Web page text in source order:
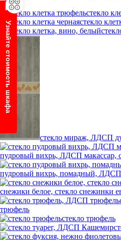
береза
стекло
стекло
стекло мираж, ЛДСП
пудровый вихрь, ЛДСП макассар,
пудровый вихрь, помадный, ЛДСП
снежики белое, стекло снежинки
трюфель
стекло трюфель
Узнайте стоимость шкафа